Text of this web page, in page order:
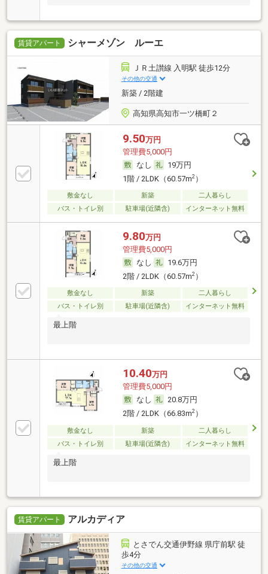
賃貸アパート シャーメゾン ルーエ
ＪＲ土讃線 入明駅 徒歩12分
その他の交通
新築 / 2階建
高知県高知市一ツ橋町２
9.50万円
管理費5,000円
なし
19万円
1階 / 2LDK（60.57m2）
敷金なし 新築
二人暮らし
バス・トイレ別
駐車場(近隣含) インターネット無料
9.80万円
管理費5,000円
なし
19.6万円
2階 / 2LDK（60.57m2）
敷金なし 新築
二人暮らし
バス・トイレ別
駐車場(近隣含) インターネット無料
最上階
10.40万円
管理費5,000円
なし
20.8万円
2階 / 2LDK（66.83m2）
敷金なし 新築
二人暮らし
バス・トイレ別
駐車場(近隣含) インターネット無料
最上階
賃貸アパート アルカディア
とさでん交通伊野線 県庁前駅 徒
歩4分
その他の交通